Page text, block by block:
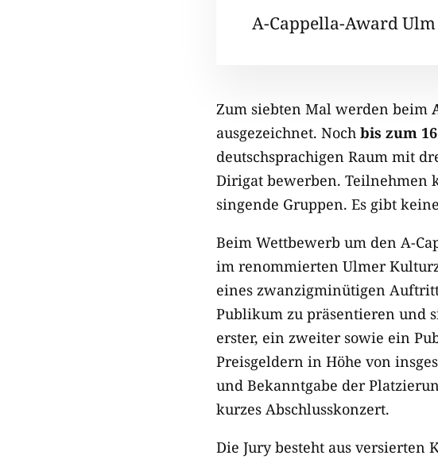
A-Cappella-Award Ulm
Zum siebten Mal werden beim
ausgezeichnet. Noch bis zum
deutschsprachigen Raum mit
Dirigat bewerben. Teilnehmen
singende Gruppen. Es gibt
Beim Wettbewerb um den A-
im renommierten Ulmer
eines zwanzigminütigen
Publikum zu präsentieren und
erster, ein zweiter sowie ein
Preisgeldern in Höhe von
und Bekanntgabe der
kurzes Abschlusskonzert.
Die Jury besteht aus versierten